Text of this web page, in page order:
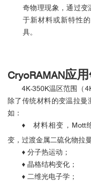
奇物理现象，通过变
于新材料或新特性
具。
CryoRAMAN应用
4K-350K温区范围（
除了传统材料的变温拉曼
如：
♦ 材料相变，Mott
变，过渡金属二硫化物拉
♦ 分子热运动；
♦ 晶格结构变化；
♦ 二维光电子学；